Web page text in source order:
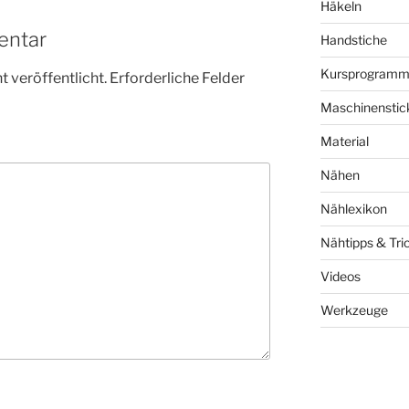
veröffentlicht. Erforderliche Felder
Häkeln
Handstiche
Kursprogramm
Material
Nähen
Nählexikon
Nähtipps &
Videos
Werkzeuge